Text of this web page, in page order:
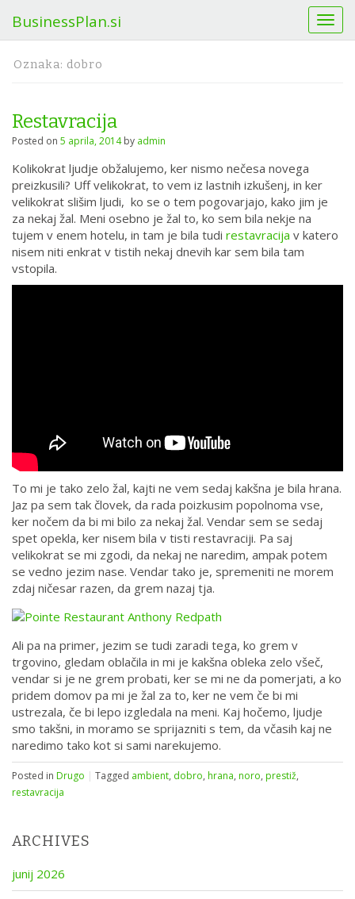
T
o
a
i
BusinessPlan.si
Oznaka: dobro
Restavracija
Posted on 5 aprila, 2014 by admin
Kolikokrat ljudje obžalujemo, ker nismo nečesa novega
preizkusili? Uff velikokrat, to vem iz lastnih izkušenj, in ker
velikokrat slišim ljudi, ko se o tem pogovarjajo, kako jim je
za nekaj žal. Meni osebno je žal to, ko sem bila nekje na
tujem v enem hotelu, in tam je bila tudi restavracija v katero
nisem niti enkrat v tistih nekaj dnevih kar sem bila tam
vstopila.
To mi je tako zelo žal, kajti ne vem sedaj kakšna je bila hrana.
Jaz pa sem tak človek, da rada poizkusim popolnoma vse,
ker nočem da bi mi bilo za nekaj žal. Vendar sem se sedaj
spet opekla, ker nisem bila v tisti restavraciji. Pa saj
velikokrat se mi zgodi, da nekaj ne naredim, ampak potem
se vedno jezim nase. Vendar tako je, spremeniti ne morem
zdaj ničesar razen, da grem nazaj tja.
Ali pa na primer, jezim se tudi zaradi tega, ko grem v
trgovino, gledam oblačila in mi je kakšna obleka zelo všeč,
vendar si je ne grem probati, ker se mi ne da pomerjati, a ko
pridem domov pa mi je žal za to, ker ne vem če bi mi
ustrezala, če bi lepo izgledala na meni. Kaj hočemo, ljudje
smo takšni, in moramo se sprijazniti s tem, da včasih kaj ne
naredimo tako kot si sami narekujemo.
Posted in Drugo | Tagged ambient, dobro, hrana, noro, prestiž,
restavracija
ARCHIVES
junij 2026